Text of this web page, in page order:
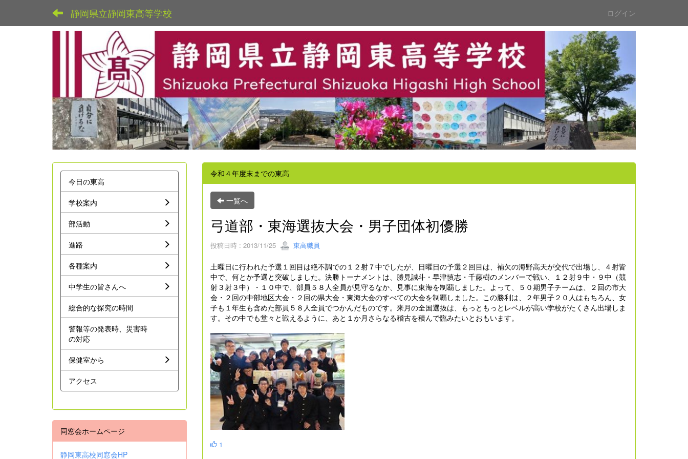
静岡県立静岡東高等学校 ログイン
令和４年度末までの東高
一覧へ
弓道部・東海選抜大会・男子団体初優勝
投稿日時 : 2013/11/25 東高職員
土曜日に行われた予選１回目は絶不調での１２射７中でしたが、日曜日の予選２回目は、補欠の海野高天が交代で出場し、４射皆
中で、何とか予選と突破しました。決勝トーナメントは、勝見誠斗・早津慎志・千藤樹のメンバーで戦い、１２射９中・９中（競
射３射３中）・１０中で、部員５８人全員が見守るなか、見事に東海を制覇しました。よって、５０期男子チームは、２回の市大
会・２回の中部地区大会・２回の県大会・東海大会のすべての大会を制覇しました。この勝利は、２年男子２０人はもちろん、女
子も１年生も含めた部員５８人全員でつかんだものです。来月の全国選抜は、もっともっとレベルが高い学校がたくさん出場しま
す。その中でも堂々と戦えるように、あと１か月さらなる稽古を積んで臨みたいとおもいます。
1
今日の東高
学校案内
部活動
進路
各種案内
中学生の皆さんへ
総合的な探究の時間
警報等の発表時、災害時
の対応
保健室から
アクセス
同窓会ホームページ
静岡東高校同窓会HP